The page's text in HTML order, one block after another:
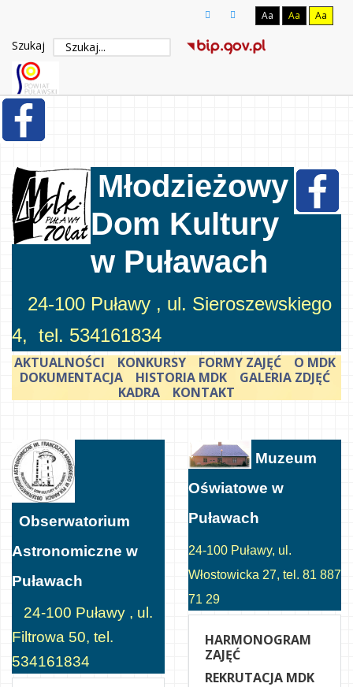
Aa Aa Aa
Szukaj
Młodzieżowy
Dom Kultury
w Puławach
24-100 Puławy , ul. Sieroszewskiego
4, tel. 534161834
AKTUALNOŚCI KONKURSY FORMY ZAJĘĆ
O MDK
DOKUMENTACJA
HISTORIA MDK
GALERIA ZDJĘĆ
KADRA
KONTAKT
Obserwatorium
Astronomiczne w
Puławach
24-100 Puławy , ul.
Filtrowa 50, tel.
534161834
Muzeum
Oświatowe w
Puławach
24-100 Puławy, ul.
Włostowicka 27, tel. 81 887
71 29
HARMONOGRAM
ZAJĘĆ
REKRUTACJA MDK